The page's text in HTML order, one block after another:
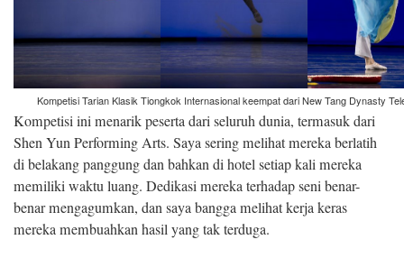
Kompetisi Tarian Klasik Tiongkok Internasional keempat dari New Tang Dynasty
Kompetisi ini menarik peserta dari seluruh dunia, termasuk dari
Shen Yun Performing Arts. Saya sering melihat mereka berlatih
di belakang panggung dan bahkan di hotel setiap kali mereka
memiliki waktu luang. Dedikasi mereka terhadap seni benar-
benar mengagumkan, dan saya bangga melihat kerja keras
mereka membuahkan hasil yang tak terduga.